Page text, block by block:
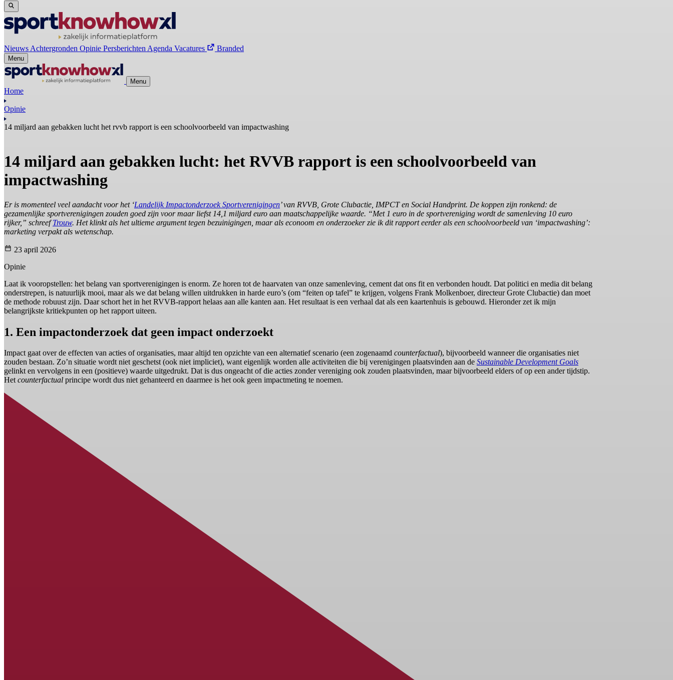
Nieuws Achtergronden Opinie Persberichten Agenda Vacatures Branded
Menu
Menu
Home
Opinie
14 miljard aan gebakken lucht het rvvb rapport is een schoolvoorbeeld van impactwashing
14 miljard aan gebakken lucht: het RVVB rapport is een schoolvoorbeeld van
impactwashing
Er is momenteel veel aandacht voor het ‘Landelijk Impactonderzoek Sportverenigingen’ van RVVB, Grote Clubactie, IMPCT en Social Handprint. De koppen zijn ronkend: de
gezamenlijke sportverenigingen zouden goed zijn voor maar liefst 14,1 miljard euro aan maatschappelijke waarde. “Met 1 euro in de sportvereniging wordt de samenleving 10 euro
rijker,” schreefTrouw. Het klinkt als het ultieme argument tegen bezuinigingen, maar als econoom en onderzoeker zie ik dit rapport eerder als een schoolvoorbeeld van ‘impactwashing’:
marketing verpakt als wetenschap.
23 april 2026
Opinie
Laat ik vooropstellen: het belang van sportverenigingen is enorm. Ze horen tot de haarvaten van onze samenleving, cement dat ons fit en verbonden houdt. Dat politici en media dit belang
onderstrepen, is natuurlijk mooi, maar als we dat belang willen uitdrukken in harde euro’s (om “feiten op tafel” te krijgen, volgens Frank Molkenboer, directeur Grote Clubactie) dan moet
de methode robuust zijn. Daar schort het in het RVVB-rapport helaas aan alle kanten aan. Het resultaat is een verhaal dat als een kaartenhuis is gebouwd. Hieronder zet ik mijn
belangrijkste kritiekpunten op het rapport uiteen.
1. Een impactonderzoek dat geen impact onderzoekt
Impact gaat over de effecten van acties of organisaties, maar altijd ten opzichte van een alternatief scenario (een zogenaamd counterfactual), bijvoorbeeld wanneer die organisaties niet
zouden bestaan. Zo’n situatie wordt niet geschetst (ook niet impliciet), want eigenlijk worden alle activiteiten die bij verenigingen plaatsvinden aan de Sustainable Development Goals
gelinkt en vervolgens in een (positieve) waarde uitgedrukt. Dat is dus ongeacht of die acties zonder vereniging ook zouden plaatsvinden, maar bijvoorbeeld elders of op een ander tijdstip.
Hetcounterfactual principe wordt dus niet gehanteerd en daarmee is het ook geen impactmeting te noemen.